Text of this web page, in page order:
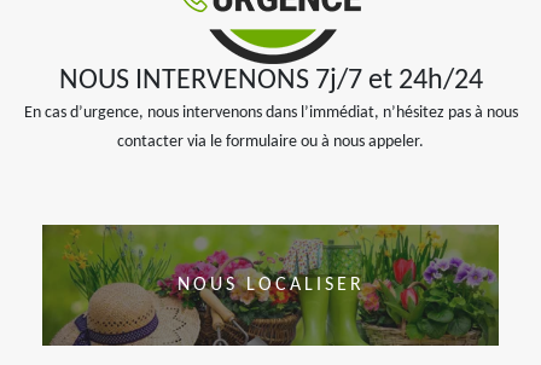
NOUS INTERVENONS 7j/7 et 24h/24
En cas d’urgence, nous intervenons dans l’immédiat, n’hésitez pas à nous
contacter via le formulaire ou à nous appeler.
NOUS LOCALISER